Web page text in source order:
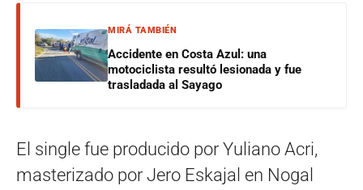
MIRÁ TAMBIÉN
Accidente en Costa Azul: una
motociclista resultó lesionada y fue
trasladada al Sayago
El single fue producido por Yuliano Acri,
masterizado por Jero Eskajal en Nogal